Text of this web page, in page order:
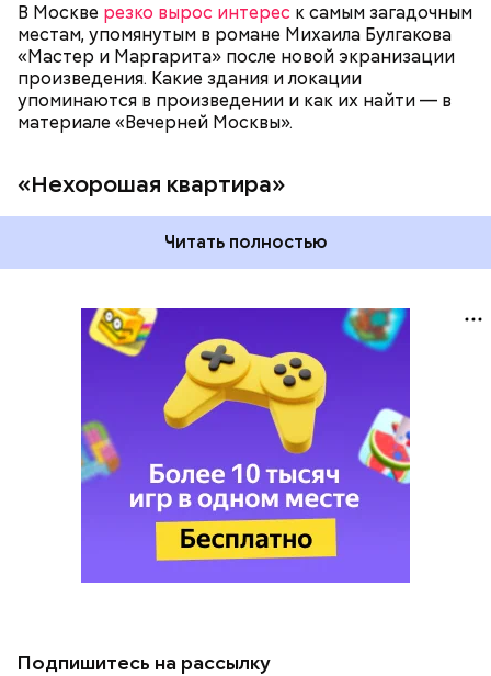
В Москве резко вырос интерес к самым загадочным
местам, упомянутым в романе Михаила Булгакова
«Мастер и Маргарита» после новой экранизации
произведения. Какие здания и локации
упоминаются в произведении и как их найти — в
материале «Вечерней Москвы».
«Нехорошая квартира»
Читать полностью
Подпишитесь на рассылку